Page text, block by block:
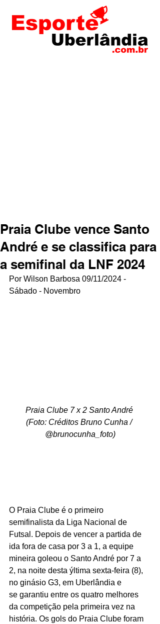
Praia Clube vence Santo
André e se classifica para
a semifinal da LNF 2024
Por Wilson Barbosa 09/11/2024 -
Sábado - Novembro
Praia Clube 7 x 2 Santo André
(Foto: Créditos Bruno Cunha /
@brunocunha_foto)
O Praia Clube é o primeiro
semifinalista da Liga Nacional de
Futsal. Depois de vencer a partida de
ida fora de casa por 3 a 1, a equipe
mineira goleou o Santo André por 7 a
2, na noite desta ýltima sexta-feira (8),
no ginásio G3, em Uberlândia e
se garantiu entre os quatro melhores
da competição pela primeira vez na
história. Os gols do Praia Clube foram